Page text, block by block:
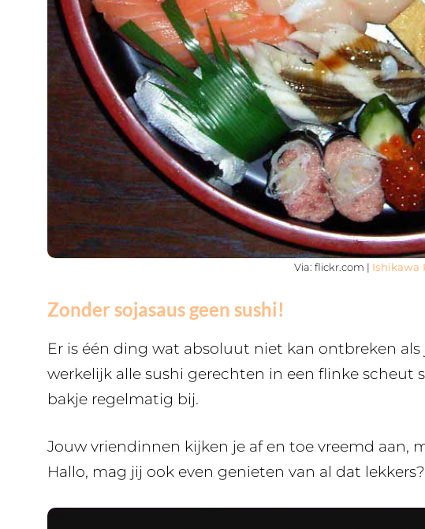
Via: flickr.com | Ishikawa
Zonder sojasaus geen sushi!
Er is één ding wat absoluut niet kan ontbreken als
werkelijk alle sushi gerechten in een flinke scheut
bakje regelmatig bij.
Jouw vriendinnen kijken je af en toe vreemd aan,
Hallo, mag jij ook even genieten van al dat